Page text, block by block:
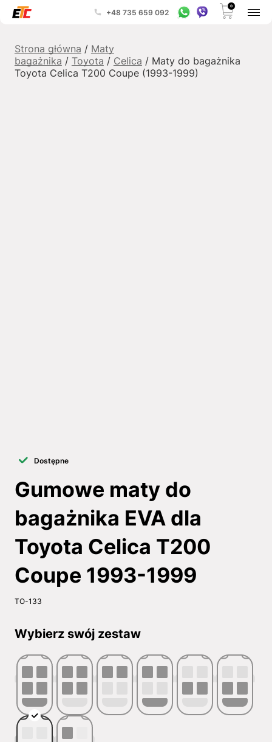
+48 735 659 092
0
Strona główna / Maty
bagażnika / Toyota / Celica / Maty do bagażnika
Toyota Celica T200 Coupe (1993-1999)
Dostępne
Gumowe maty do
bagażnika EVA dla
Toyota Celica T200
Coupe 1993-1999
TO-133
Wybierz swój zestaw